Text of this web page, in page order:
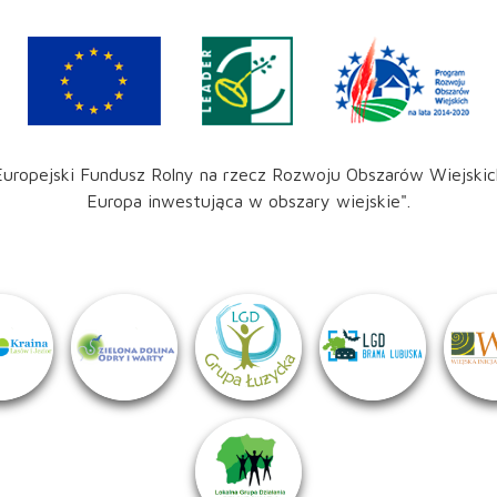
Fundusz Rolny na rzecz Rozwoju Obszarów
Europa inwestująca w obszary wiejskie".